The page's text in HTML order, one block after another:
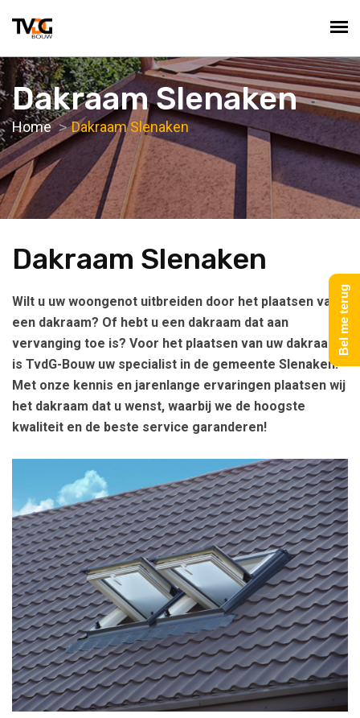
Dakraam Slenaken
Home Dakraam Slenaken
Dakraam Slenaken
Wilt u uw woongenot uitbreiden door het plaatsen van
een dakraam? Of hebt u een dakraam dat aan
vervanging toe is? Voor het plaatsen van uw dakraam,
is TvdG-Bouw uw specialist in de gemeente Slenaken!
Met onze kennis en jarenlange ervaringen plaatsen wij
het dakraam dat u wenst, waarbij we de hoogste
kwaliteit en de beste service garanderen!
Bel me terug